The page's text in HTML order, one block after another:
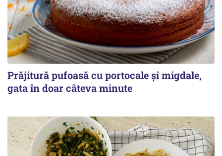
Prăjitură pufoasă cu portocale și migdale,
gata în doar câteva minute